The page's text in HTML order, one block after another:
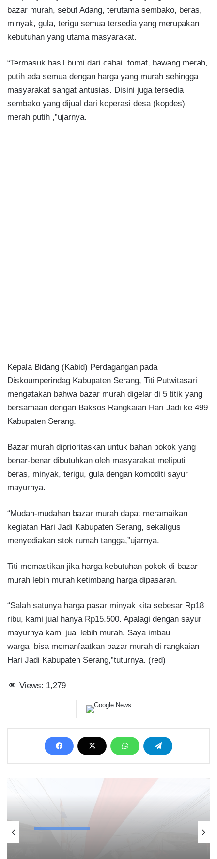
bazar murah, sebut Adang, terutama sembako, beras,
minyak, gula, terigu semua tersedia yang merupakan
kebutuhan yang utama masyarakat.
“Termasuk hasil bumi dari cabai, tomat, bawang merah,
putih ada semua dengan harga yang murah sehingga
masyarakat sangat antusias. Disini juga tersedia
sembako yang dijual dari koperasi desa (kopdes)
merah putih ,”ujarnya.
Kepala Bidang (Kabid) Perdagangan pada
Diskoumperindag Kabupaten Serang, Titi Putwitasari
mengatakan bahwa bazar murah digelar di 5 titik yang
bersamaan dengan Baksos Rangkaian Hari Jadi ke 499
Kabupaten Serang.
Bazar murah diprioritaskan untuk bahan pokok yang
benar-benar dibutuhkan oleh masyarakat meliputi
beras, minyak, terigu, gula dengan komoditi sayur
mayurnya.
“Mudah-mudahan bazar murah dapat meramaikan
kegiatan Hari Jadi Kabupaten Serang, sekaligus
menyediakan stok rumah tangga,”ujarnya.
Titi memastikan jika harga kebutuhan pokok di bazar
murah lebih murah ketimbang harga dipasaran.
“Salah satunya harga pasar minyak kita sebesar Rp18
ribu, kami jual hanya Rp15.500. Apalagi dengan sayur
mayurnya kami jual lebih murah. Saya imbau
warga bisa memanfaatkan bazar murah di rangkaian
Hari Jadi Kabupaten Serang,”tuturnya. (red)
Views: 1,279